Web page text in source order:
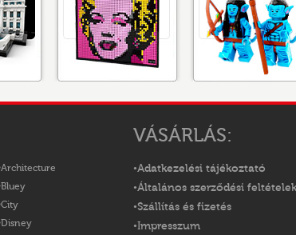
Architecture
Bluey
City
Disney
VÁSÁRLÁS:
Adatkezelési tájékoztató
Általános szerződési feltételek
Szállítás és fizetés
Impresszum